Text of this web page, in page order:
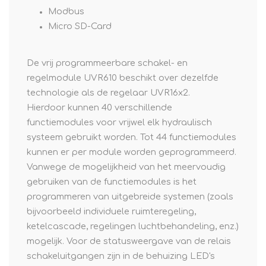
Modbus
Micro SD-Card
De vrij programmeerbare schakel- en
regelmodule UVR610 beschikt over dezelfde
technologie als de regelaar UVR16x2.
Hierdoor kunnen 40 verschillende
functiemodules voor vrijwel elk hydraulisch
systeem gebruikt worden. Tot 44 functiemodules
kunnen er per module worden geprogrammeerd.
Vanwege de mogelijkheid van het meervoudig
gebruiken van de functiemodules is het
programmeren van uitgebreide systemen (zoals
bijvoorbeeld individuele ruimteregeling,
ketelcascade, regelingen luchtbehandeling, enz.)
mogelijk. Voor de statusweergave van de relais
schakeluitgangen zijn in de behuizing LED's